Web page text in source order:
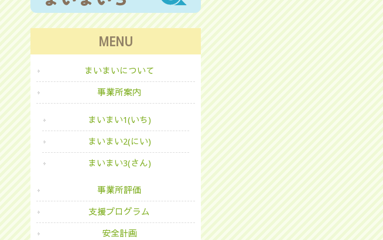
MENU
まいまいについて
事業所案内
まいまい1(いち)
まいまい2(にい)
まいまい3(さん)
事業所評価
支援プログラム
安全計画